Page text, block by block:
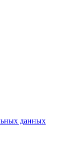
данных